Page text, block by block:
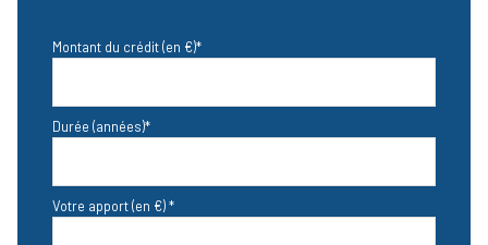
Montant du crédit (en €)*
Durée (années)*
Votre apport (en €) *